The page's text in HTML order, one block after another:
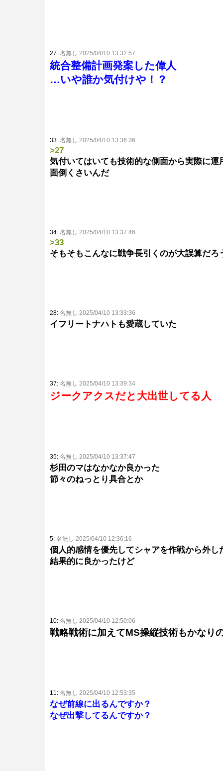
27: 名無し 2025/04/10 13:32:57
統合整備計画発案した偉人
…いや誰か気付けや！？
33: 名無し 2025/04/10 13:36:36
>27
気付いてはいても技術的な側面から実際に
面倒くさいんだ
34: 名無し 2025/04/10 13:37:46
>33
そもそもこんなに戦争長引くのが大誤算だろ
28: 名無し 2025/04/10 13:33:36
イフリートナハトも愛蔵していた
37: 名無し 2025/04/10 13:39:34
ジークアクスだと大出世してる人
35: 名無し 2025/04/10 13:37:47
杉田のマはなかなか良かった
節々のねっとり具合とか
5: 名無し 2025/04/10 12:36:16
個人的感情を優先してシャアを作戦から外し
結果的に良かったけど
10: 名無し 2025/04/10 12:50:06
戦略戦術に加えてMS操縦技術もかなり
11: 名無し 2025/04/10 12:53:35
なぜ前線に出るんですか？
なぜ出撃してるんですか？